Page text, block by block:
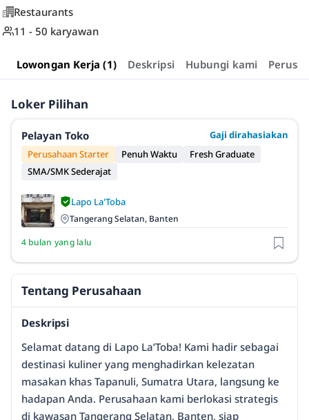
Restaurants
11 - 50 karyawan
Lowongan Kerja (1) Deskripsi Hubungi kami
Loker Pilihan
Pelayan Toko
Gaji dirahasiakan
Perusahaan Starter
Penuh Waktu
Fresh Graduate
SMA/SMK Sederajat
Lapo La'Toba
Tangerang Selatan, Banten
4 bulan yang lalu
Tentang Perusahaan
Deskripsi
Selamat datang di Lapo La’Toba! Kami hadir sebagai
destinasi kuliner yang menghadirkan kelezatan
masakan khas Tapanuli, Sumatra Utara, langsung ke
hadapan Anda. Perusahaan kami berlokasi strategis
di kawasan Tangerang Selatan, Banten, siap